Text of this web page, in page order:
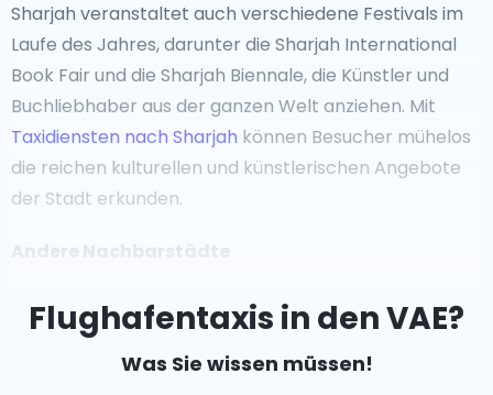
Al Ain. Die Ostküste, einschließlich Fujairah, bietet
schöne Strände und Tauchplätze.Naturfreunde
werden die reiche Artenvielfalt im Mangroven-
Nationalpark in Abu Dhabi zu schätzen wissen,
während Kulturliebhaber die traditionellen Märkte
(Souks) in Sharjah besuchen können.
Betracht ziehen, ein
Taxi von Dubai nach Abu Dhabi
Emirates Palace Hotel und die atemberaubende
kulturellen Einrichtungen. Ein Besuch in Abu Dhabi
Sharjah veranstaltet auch verschiedene Festivals im
Laufe des Jahres, darunter die Sharjah International
Book Fair und die Sharjah Biennale, die Künstler und
Buchliebhaber aus der ganzen Welt anziehen. Mit
Taxidiensten nach Sharjah können Besucher mühelos
die reichen kulturellen und künstlerischen Angebote
der Stadt erkunden.
Andere Nachbarstädte
Jenseits von Sharjah bieten Städte wie Ajman und
Fujairah ihre eigenen einzigartigen Attraktionen.
Ajman ist bekannt für seine schönen Strände und das
Flughafentaxis in den VAE?
Was Sie wissen müssen!